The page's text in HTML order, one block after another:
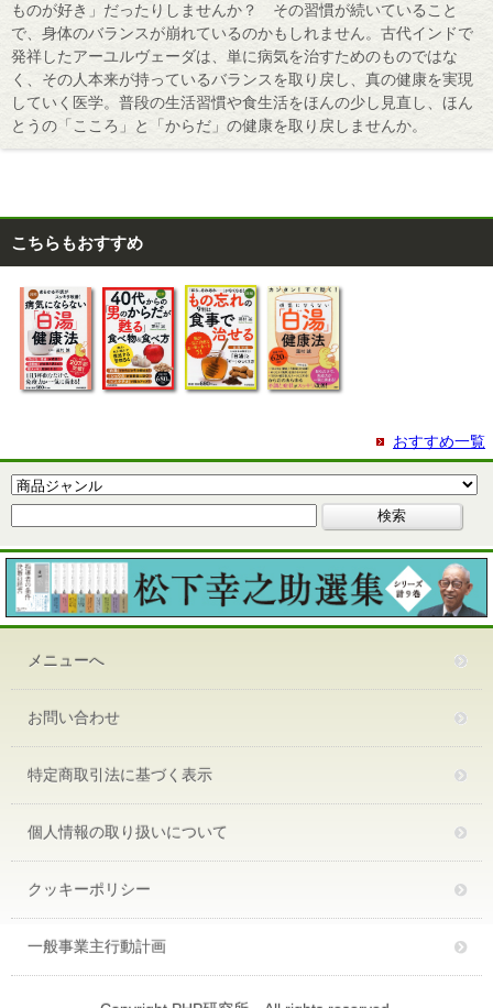
ものが好き」だったりしませんか？ その習慣が続いていること
で、身体のバランスが崩れているのかもしれません。古代インドで
発祥したアーユルヴェーダは、単に病気を治すためのものではな
く、その人本来が持っているバランスを取り戻し、真の健康を実現
していく医学。普段の生活習慣や食生活をほんの少し見直し、ほん
とうの「こころ」と「からだ」の健康を取り戻しませんか。
こちらもおすすめ
おすすめ一覧
メニューへ
お問い合わせ
特定商取引法に基づく表示
個人情報の取り扱いについて
クッキーポリシー
一般事業主行動計画